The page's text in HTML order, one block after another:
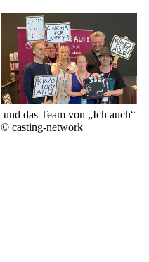
und das Team von „Ich auch“
© casting-network